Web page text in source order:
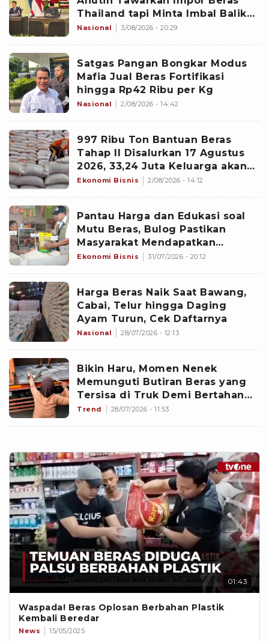
Thailand tapi Minta Imbal Balik
Pupuk Urea
Nasional 3/08/2026 - 20:29
Satgas Pangan Bongkar Modus
Mafia Jual Beras Fortifikasi
hingga Rp42 Ribu per Kg
Nasional 2/08/2026 - 14:42
997 Ribu Ton Bantuan Beras
Tahap II Disalurkan 17 Agustus
2026, 33,24 Juta Keluarga akan
Kebagian
Ekonomi Bisnis 2/08/2026 - 14:12
Pantau Harga dan Edukasi soal
Mutu Beras, Bulog Pastikan
Masyarakat Mendapatkan
Informasi Tepat
Ekonomi Bisnis 31/07/2026 - 20:12
Harga Beras Naik Saat Bawang,
Cabai, Telur hingga Daging
Ayam Turun, Cek Daftarnya
Nasional 28/07/2026 - 12:13
Bikin Haru, Momen Nenek
Memunguti Butiran Beras yang
Tersisa di Truk Demi Bertahan
Hidup Viral
Trend 28/07/2026 - 11:53
01:43
Waspada! Beras Oplosan Berbahan Plastik
Kembali Beredar
News 15/05/2025